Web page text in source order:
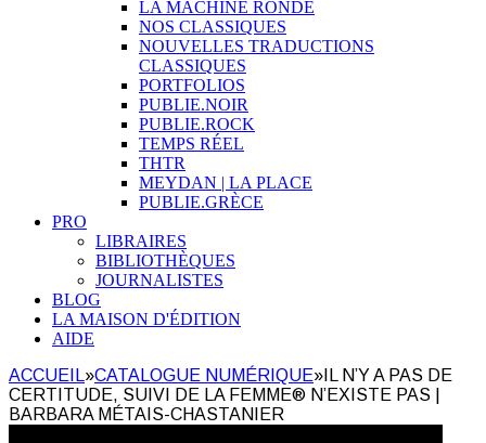
LA MACHINE RONDE
NOS CLASSIQUES
NOUVELLES TRADUCTIONS
CLASSIQUES
PORTFOLIOS
PUBLIE.NOIR
PUBLIE.ROCK
TEMPS RÉEL
THTR
MEYDAN | LA PLACE
PUBLIE.GRÈCE
PRO
LIBRAIRES
BIBLIOTHÈQUES
JOURNALISTES
BLOG
LA MAISON D'ÉDITION
AIDE
ACCUEIL»CATALOGUE NUMÉRIQUE» IL N’Y A PAS DE
CERTITUDE, SUIVI DE LA FEMME® N’EXISTE PAS |
BARBARA MÉTAIS-CHASTANIER